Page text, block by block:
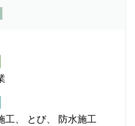
工 とび 防水施工